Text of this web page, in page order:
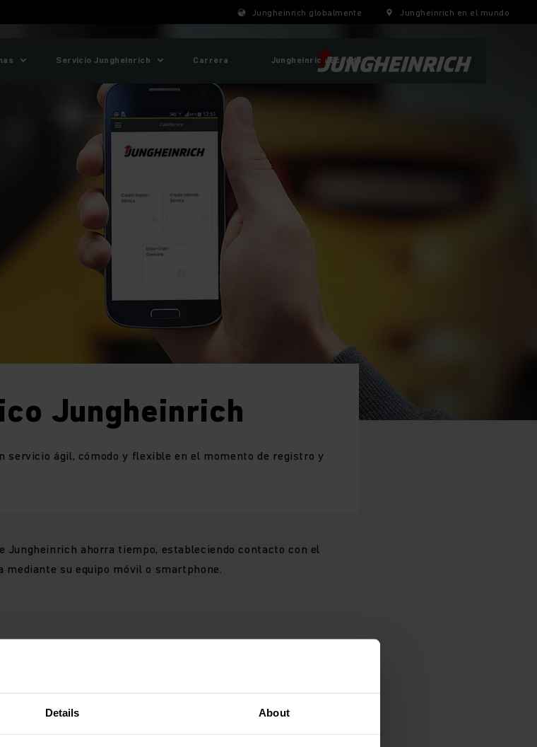
Details About
Jungheinrich globalmente Jungheinrich en el mundo
Servicio Jungheinrich Carrera Jungheinrich Ecuador
Jungheinrich
servicio ágil, cómodo y flexible en el momento de registro y
Jungheinrich ahorra tiempo, estableciendo contacto con el
su equipo móvil o smartphone.